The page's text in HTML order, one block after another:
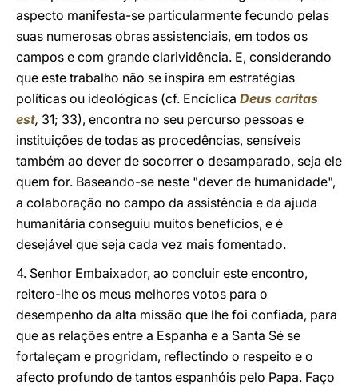
aspecto manifesta-se particularmente fecundo pelas
suas numerosas obras assistenciais, em todos os
campos e com grande clarividência. E, considerando
que este trabalho não se inspira em estratégias
políticas ou ideológicas (cf. Encíclica Deus caritas
est, 31; 33), encontra no seu percurso pessoas e
instituições de todas as procedências, sensíveis
também ao dever de socorrer o desamparado, seja ele
quem for. Baseando-se neste "dever de humanidade",
a colaboração no campo da assistência e da ajuda
humanitária conseguiu muitos benefícios, e é
desejável que seja cada vez mais fomentado.
4. Senhor Embaixador, ao concluir este encontro,
reitero-lhe os meus melhores votos para o
desempenho da alta missão que lhe foi confiada, para
que as relações entre a Espanha e a Santa Sé se
fortaleçam e progridam, reflectindo o respeito e o
afecto profundo de tantos espanhóis pelo Papa. Faço